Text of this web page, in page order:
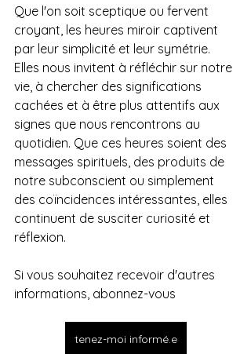
Que l'on soit sceptique ou fervent
croyant, les heures miroir captivent
par leur simplicité et leur symétrie.
Elles nous invitent à réfléchir sur notre
vie, à chercher des significations
cachées et à être plus attentifs aux
signes que nous rencontrons au
quotidien. Que ces heures soient des
messages spirituels, des produits de
notre subconscient ou simplement
des coïncidences intéressantes, elles
continuent de susciter curiosité et
réflexion.
Si vous souhaitez recevoir d'autres
informations, abonnez-vous
tenez-moi informé.e